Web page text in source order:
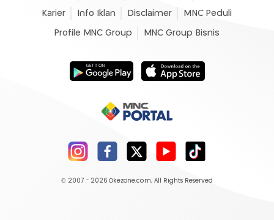
Karier Info Iklan Disclaimer MNC Peduli
Profile MNC Group MNC Group Bisnis
© 2007 - 2026 Okezone.com, All Rights Reserved